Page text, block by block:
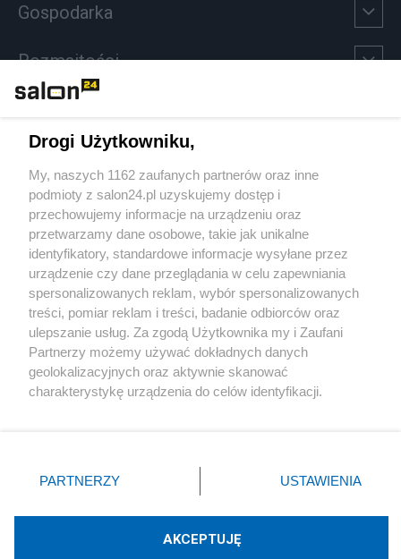
Gospodarka
Rozmaitości
Sport
Społeczeństwo
Kultura
X Facebook Instagram Youtube
Drogi Użytkowniku,
My, naszych 1162 zaufanych partnerów oraz inne
podmioty z salon24.pl uzyskujemy dostęp i
przechowujemy informacje na urządzeniu oraz
przetwarzamy dane osobowe, takie jak unikalne
identyfikatory, standardowe informacje wysyłane przez
urządzenie czy dane przeglądania w celu zapewniania
spersonalizowanych reklam, wybór spersonalizowanych
treści, pomiar reklam i treści, badanie odbiorców oraz
ulepszanie usług. Za zgodą Użytkownika my i Zaufani
Partnerzy możemy używać dokładnych danych
geolokalizacyjnych oraz aktywnie skanować
charakterystykę urządzenia do celów identyfikacji.
zmienić/wycofać klikając przycisk ustawień prywatności
znajdujący się w lewym dolnym rogu strony
rodzaje przetwarzania danych nie wymagają zgody
użytkownika, ale masz prawo sprzeciwić się takiemu
PARTNERZY USTAWIENIA
AKCEPTUJĘ